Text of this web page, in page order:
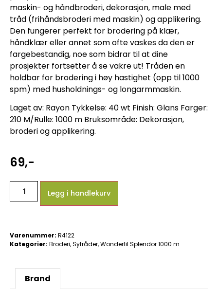
maskin- og håndbroderi, dekorasjon, male med
tråd (frihåndsbroderi med maskin) og applikering.
Den fungerer perfekt for brodering på klær,
håndklær eller annet som ofte vaskes da den er
fargebestandig, noe som bidrar til at dine
prosjekter fortsetter å se vakre ut! Tråden en
holdbar for brodering i høy hastighet (opp til 1000
spm) med husholdnings- og longarmmaskin.
Laget av: Rayon Tykkelse: 40 wt Finish: Glans Farger:
210 M/Rulle: 1000 m Bruksområde: Dekorasjon,
broderi og applikering.
69,-
Legg i handlekurv
Varenummer: R4122
Kategorier: Broderi,Sytråder,Wonderfil Splendor 1000 m
Brand